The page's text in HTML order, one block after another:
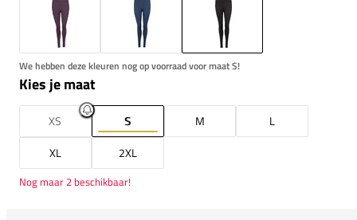
We hebben deze kleuren nog op voorraad voor maat S!
Kies je maat
XS S M
L
XL
2XL
Nog maar 2 beschikbaar!